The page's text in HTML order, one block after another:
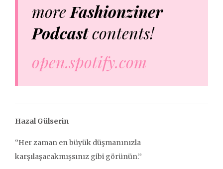
more Fashionziner
Podcastcontents!
open.spotify.com
Hazal Gülserin
‘’Her zaman en büyük düşmanınızla
karşılaşacakmışsınız gibi görünün.’’